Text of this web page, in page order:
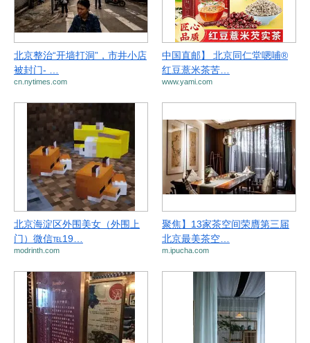
北京整治“开墙打洞”，市井小店
被封门- …
cn.nytimes.com
中国直邮】 北京同仁堂嗯哺®
红豆薏米茶苦…
www.yami.com
北京海淀区外围美女（外围上
门）微信℡19…
modrinth.com
聚焦】13家茶空间荣膺第三届
北京最美茶空…
m.ipucha.com